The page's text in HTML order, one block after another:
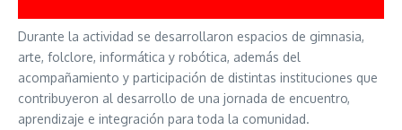
Durante la actividad se desarrollaron espacios de gimnasia,
arte, folclore, informática y robótica, además del
acompañamiento y participación de distintas instituciones que
contribuyeron al desarrollo de una jornada de encuentro,
aprendizaje e integración para toda la comunidad.